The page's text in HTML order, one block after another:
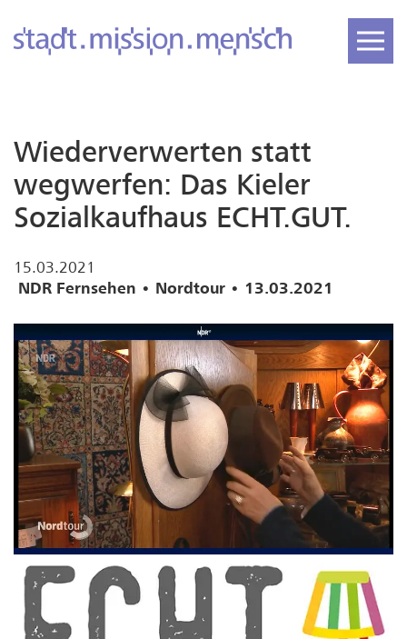
Wiederverwerten statt
wegwerfen: Das Kieler
Sozialkaufhaus ECHT.GUT.
15.03.2021
NDR Fernsehen • Nordtour • 13.03.2021